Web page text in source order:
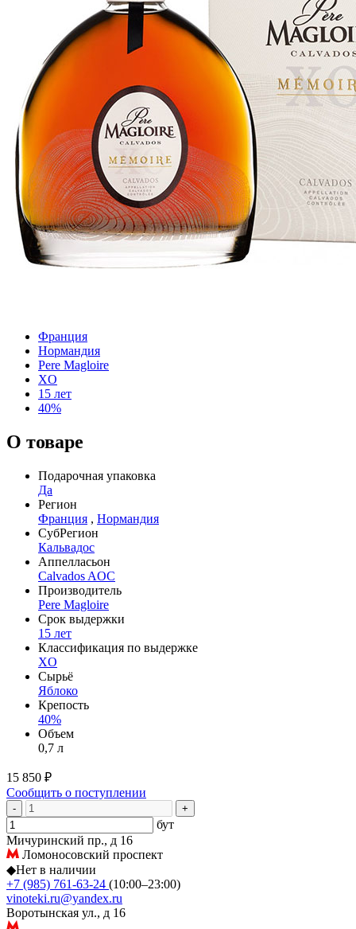
Франция
Нормандия
Pere Magloire
XO
15 лет
40%
О товаре
Подарочная упаковка
Да
Регион
Франция , Нормандия
СубРегион
Кальвадос
Аппелласьон
Calvados AOC
Производитель
Pere Magloire
Срок выдержки
15 лет
Классификация по выдержке
XO
Сырьё
Яблоко
Крепость
40%
Объем
0,7 л
15 850 ₽
Сообщить о поступлении
- +
бут
Мичуринский пр., д 16
Ломоносовский проспект
◆Нет в наличии
+7 (985) 761-63-24 (10:00–23:00)
vinoteki.ru@yandex.ru
Воротынская ул., д 16